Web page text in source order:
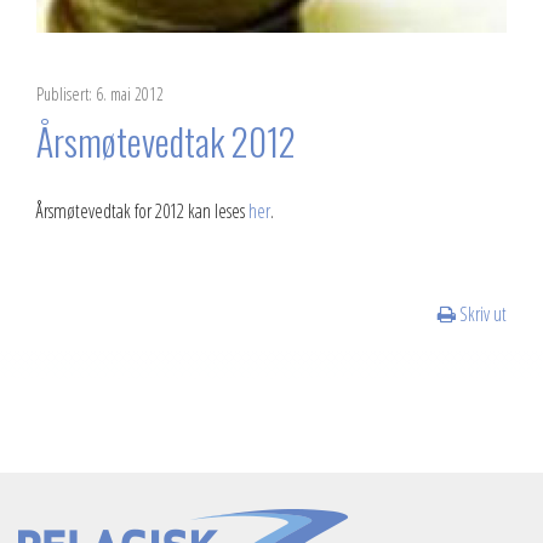
Publisert: 6. mai 2012
Årsmøtevedtak 2012
Årsmøtevedtak for 2012 kan lesesher.
Skriv ut